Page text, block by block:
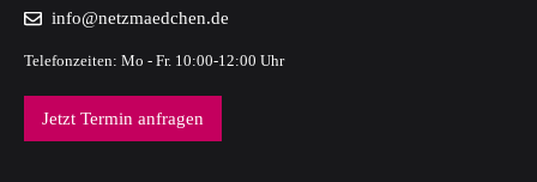
info@netzmaedchen.de
Telefonzeiten: Mo - Fr. 10:00-12:00 Uhr
Jetzt Termin anfragen